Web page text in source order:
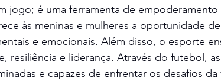
jogo; é uma ferramenta de empoderamento
às meninas e mulheres a oportunidade de
e emocionais. Além disso, o esporte
resiliência e liderança. Através do futebol,
e capazes de enfrentar os desafios da